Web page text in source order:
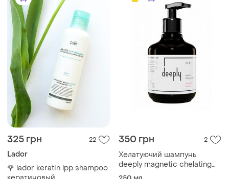
325 грн 22
Lador
🌹 lador keratin lpp shampoo
350 грн 2
Хелатуючий шампунь
deeply magnetic chelating
shampoo